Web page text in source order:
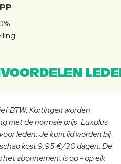
BTW. Kortingen worden
met de normale prijs. Luxplus
leden. Je kunt lid worden bij
kost 9,95 €/30 dagen. De
het abonnement is op - op elk